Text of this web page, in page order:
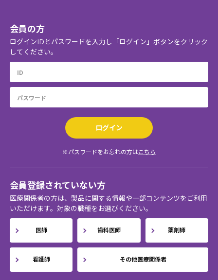
会員の方
ログインIDとパスワードを入力し「ログイン」ボタンをクリック
してください。
ログイン
※パスワードをお忘れの方はこちら
会員登録されていない方
医療関係者の方は、製品に関する情報や一部コンテンツをご利用
いただけます。対象の職種をお選びください。
医師 歯科医師 薬剤師
看護師 その他医療関係者